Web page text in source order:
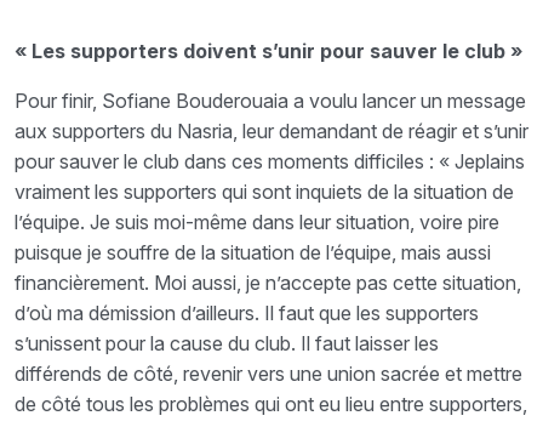
« Les supporters doivent s’unir pour sauver le club »
Pour finir, Sofiane Bouderouaia a voulu lancer un message
aux supporters du Nasria, leur demandant de réagir et s’unir
pour sauver le club dans ces moments difficiles : « Jeplains
vraiment les supporters qui sont inquiets de la situation de
l’équipe. Je suis moi-même dans leur situation, voire pire
puisque je souffre de la situation de l’équipe, mais aussi
financièrement. Moi aussi, je n’accepte pas cette situation,
d’où ma démission d’ailleurs. Il faut que les supporters
s’unissent pour la cause du club. Il faut laisser les
différends de côté, revenir vers une union sacrée et mettre
de côté tous les problèmes qui ont eu lieu entre supporters,